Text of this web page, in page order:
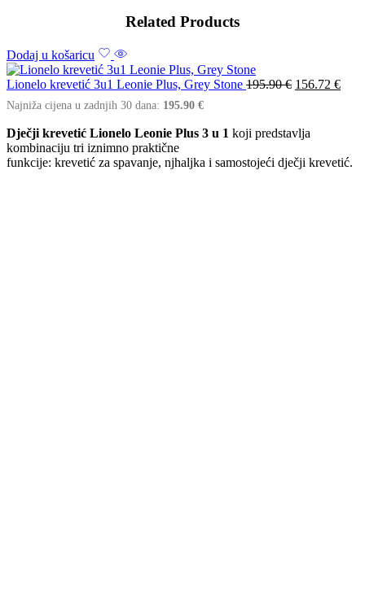
Related Products
Dodaj u košaricu
Lionelo krevetić 3u1 Leonie Plus, Grey Stone 195.90€ 156.72 €
Najniža cijena u zadnjih 30 dana: 195.90 €
Dječji krevetić Lionelo Leonie Plus 3 u 1 koji predstavlja
kombinaciju tri iznimno praktične
funkcije: krevetić za spavanje, njhaljka i samostojeći dječji krevetić.